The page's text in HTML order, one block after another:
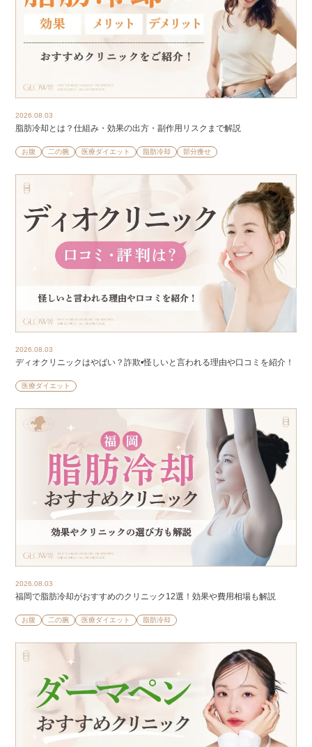
2026.08.03
脂肪冷却とは？仕組み・効果の出方・副作用リスクまで解説
お腹 二の腕 医療ダイエット 脂肪冷却 部分痩せ
2026.08.03
ディオクリニックはやばい？詐欺•怪しいと言われる理由や口コミを紹介！
医療ダイエット
2026.08.03
福岡で脂肪冷却がおすすめのクリニック12選！効果や費用相場も解説
お腹 二の腕 医療ダイエット 脂肪冷却